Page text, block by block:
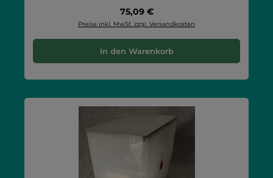
Regulärer Preis:
75,09 €
Preise inkl. MwSt. zzgl. Versandkosten
In den Warenkorb